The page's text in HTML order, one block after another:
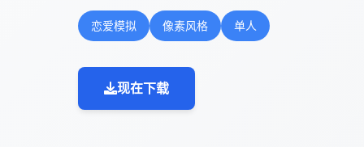
恋爱模拟 像素风格 单人
现在下载